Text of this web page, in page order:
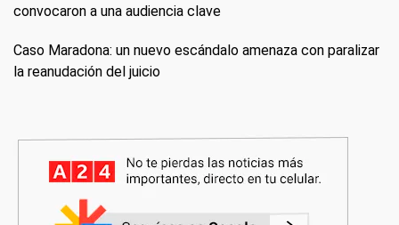
convocaron a una audiencia clave
Caso Maradona: un nuevo escándalo amenaza con paralizar
la reanudación del juicio